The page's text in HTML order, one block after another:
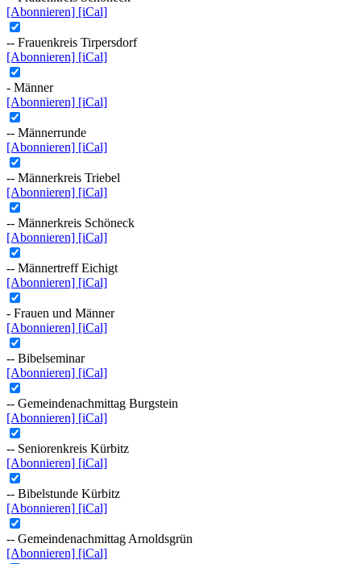
[Abonnieren] [iCal]
-- Frauenkreis Tirpersdorf
[Abonnieren] [iCal]
- Männer
[Abonnieren] [iCal]
-- Männerrunde
[Abonnieren] [iCal]
-- Männerkreis Triebel
[Abonnieren] [iCal]
-- Männerkreis Schöneck
[Abonnieren] [iCal]
-- Männertreff Eichigt
[Abonnieren] [iCal]
- Frauen und Männer
[Abonnieren] [iCal]
-- Bibelseminar
[Abonnieren] [iCal]
-- Gemeindenachmittag Burgstein
[Abonnieren] [iCal]
-- Seniorenkreis Kürbitz
[Abonnieren] [iCal]
-- Bibelstunde Kürbitz
[Abonnieren] [iCal]
-- Gemeindenachmittag Arnoldsgrün
[Abonnieren] [iCal]